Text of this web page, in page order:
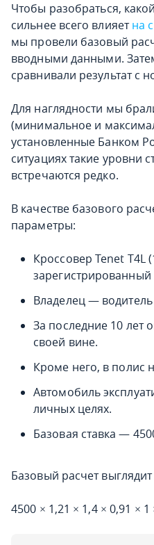
Чтобы разобраться,
сильнее всего влияетна
мы провели базовый
вводными данными.
сравнивали результат с
Для наглядности мы
(минимальное и
установленные Банком
ситуациях такие уровни
встречаются редко.
В качестве базового
параметры:
Кроссовер Tenet T4L
зарегистрированный
Владелец — водитель
За последние 10 лет
своей вине.
Кроме него, в полис
Автомобиль
личных целях.
Базовая ставка —
Базовый расчет выглядит
4500 × 1,21 × 1,4 × 0,91 ×